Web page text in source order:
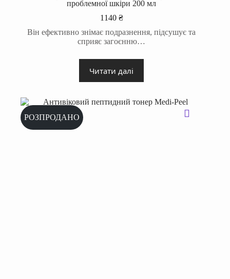
проблемної шкіри 200 мл
1140 ₴
Він ефективно знімає подразнення, підсушує та
сприяє загоєнню…
Читати далі
РОЗПРОДАНО